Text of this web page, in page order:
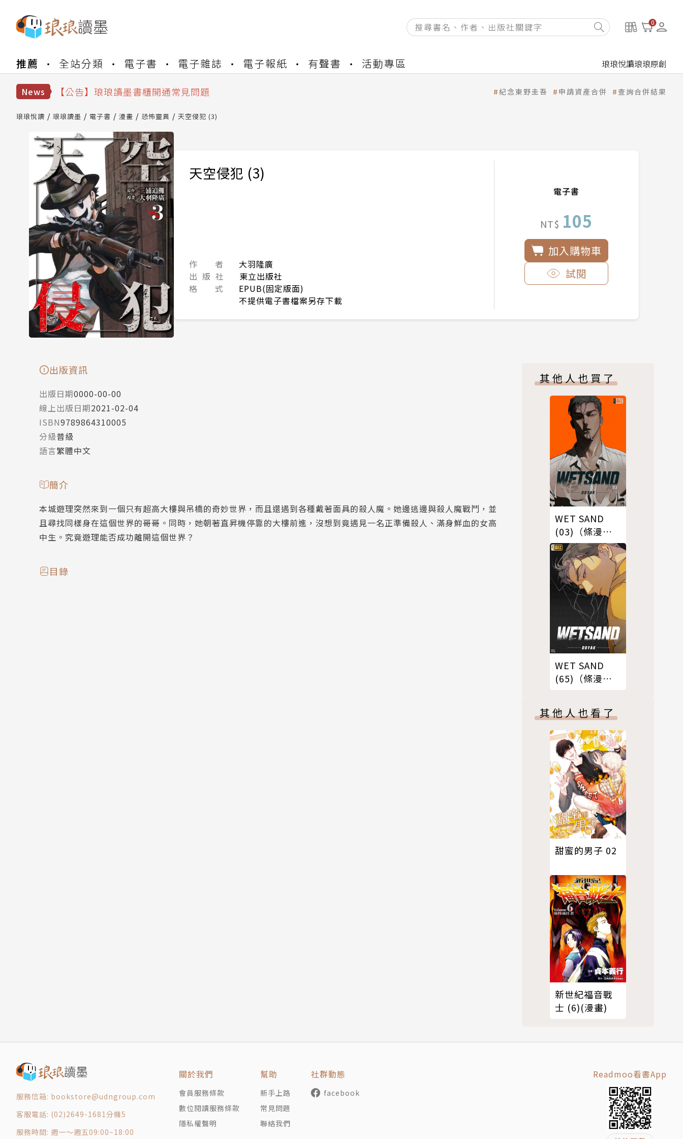
0
推薦 全站分類 電子書 電子雜誌 電子報紙 有聲書 活動專區 琅琅悅讀琅琅原創
News
【公告】琅琅書店服務升級重要說明及資產合併結果查詢
【公告】琅琅讀墨書櫃開通常見問題
【公告】琅琅書店服務升級重要說明及資產合併結果查詢
【公告】琅琅讀墨數位閱讀資產合併與書櫃開通申請
紀念東野圭吾 申請資產合併 查詢合併結果
琅琅悅讀 琅琅讀墨 電子書 漫畫 恐怖靈異 天空侵犯 (3)
天空侵犯 (3)
作 者
大羽隆廣
出 版 社
東立出版社
格 式
EPUB(固定版面)
不提供電子書檔案另存下載
電子書
NT$ 105
加入購物車
試閱
出版資訊
出版日期0000-00-00
線上出版日期2021-02-04
ISBN9789864310005
分級普級
語言繁體中文
簡介
本城遊理突然來到一個只有超高大樓與吊橋的奇妙世界，而且還遇到各種戴著面具的殺人魔。她邊逃邊與殺人魔戰鬥，並
且尋找同樣身在這個世界的哥哥。同時，她朝著直昇機停靠的大樓前進，沒想到竟遇見一名正準備殺人、滿身鮮血的女高
中生。究竟遊理能否成功離開這個世界？
目錄
其他人也買了
WET SAND
(03)（條漫
版）
WET SAND
(65)（條漫
其他人也看了
甜蜜的男子 02
新世紀福音戰
士 (6)(漫畫)
服務信箱: bookstore@udngroup.com
客服電話: (02)2649-1681分機5
服務時間: 週一～週五09:00~18:00
關於我們
會員服務條款
數位閱讀服務條款
隱私權聲明
幫助
新手上路
常見問題
聯絡我們
社群動態
facebook
Readmoo看書App